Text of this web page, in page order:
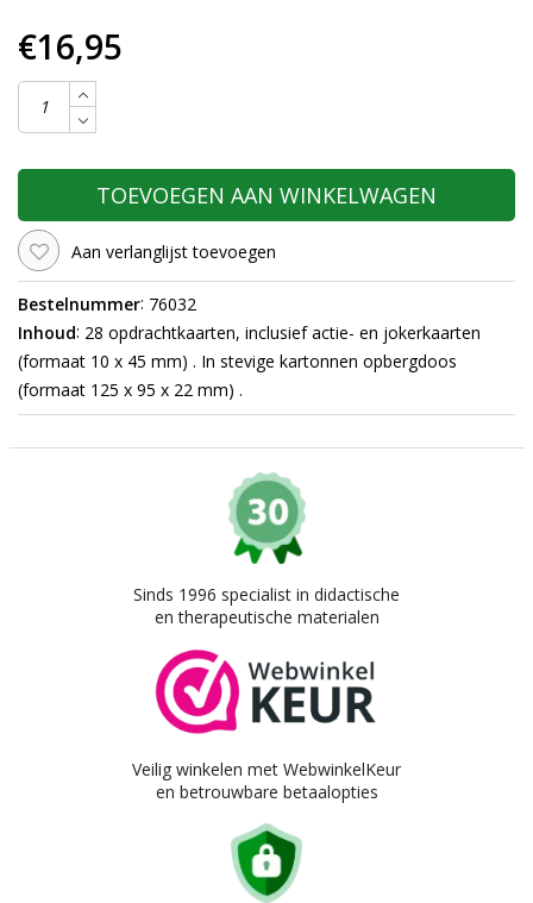
€16,95
TOEVOEGEN AAN WINKELWAGEN
Aan verlanglijst toevoegen
Bestelnummer: 76032
Inhoud: 28 opdrachtkaarten, inclusief actie- en jokerkaarten
(formaat 10 x 45 mm) . In stevige kartonnen opbergdoos
(formaat 125 x 95 x 22 mm) .
Sinds 1996 specialist in didactische
en therapeutische materialen
Veilig winkelen met WebwinkelKeur
en betrouwbare betaalopties